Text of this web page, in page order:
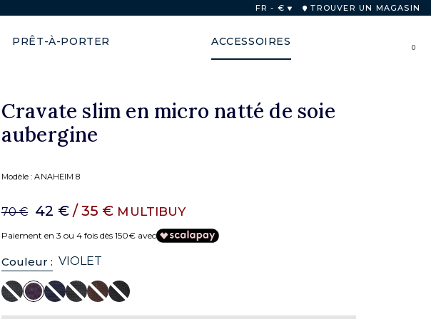
FR - € TROUVER UN MAGASIN
PRÊT-À-PORTER ACCESSOIRES 0
Cravate slim en micro natté de soie
aubergine
Modèle :ANAHEIM 8
70 € 42 €/ 35 € MULTIBUY
Paiement en 3 ou 4 fois dès 150€ avec
Couleur : VIOLET